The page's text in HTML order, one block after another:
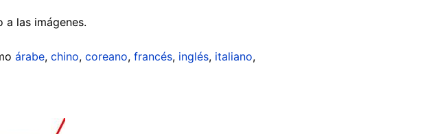
a las imágenes.
árabe, chino, coreano, francés, inglés, italiano,